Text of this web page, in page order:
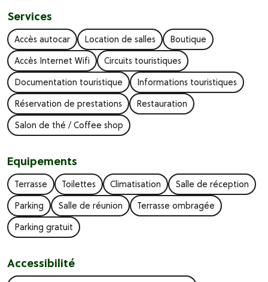
Services
Accès autocar Location de salles
Boutique
Accès Internet Wifi
Circuits touristiques
Documentation touristique
Informations touristiques
Réservation de prestations
Restauration
Salon de thé / Coffee shop
Equipements
Terrasse Toilettes Climatisation
Salle de réception
Parking
Salle de réunion
Terrasse ombragée
Parking gratuit
Accessibilité